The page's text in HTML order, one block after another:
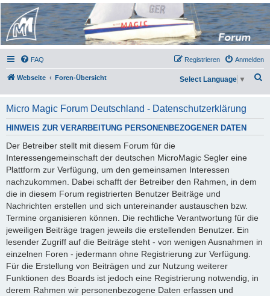
Micro Magic Forum
Deutschland
FAQ Anmelden
Registrieren
Webseite Foren-Übersicht
h
e
Select Language ▼
Micro Magic Forum Deutschland - Datenschutzerklärung
HINWEIS ZUR VERARBEITUNG PERSONENBEZOGENER DATEN
Der Betreiber stellt mit diesem Forum für die
Interessengemeinschaft der deutschen MicroMagic Segler eine
Plattform zur Verfügung, um den gemeinsamen Interessen
nachzukommen. Dabei schafft der Betreiber den Rahmen, in dem
die in diesem Forum registrierten Benutzer Beiträge und
Nachrichten erstellen und sich untereinander austauschen bzw.
Termine organisieren können. Die rechtliche Verantwortung für die
jeweiligen Beiträge tragen jeweils die erstellenden Benutzer. Ein
lesender Zugriff auf die Beiträge steht - von wenigen Ausnahmen in
einzelnen Foren - jedermann ohne Registrierung zur Verfügung.
Für die Erstellung von Beiträgen und zur Nutzung weiterer
Funktionen des Boards ist jedoch eine Registrierung notwendig, in
derem Rahmen wir personenbezogene Daten erfassen und